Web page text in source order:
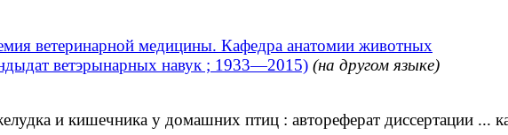
ветеринарной медицины. Кафедра анатомии животных
ветэрынарных навук ; 1933—2015) (на другом языке)
и кишечника у домашних птиц : автореферат диссертации ...